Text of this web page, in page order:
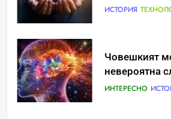
борим с
ИСТОРИЯ
Човешкият
невероятна
възможност
ИНТЕРЕСНО
ИСТОРИЯ
Забаба
ИСТОРИЯ